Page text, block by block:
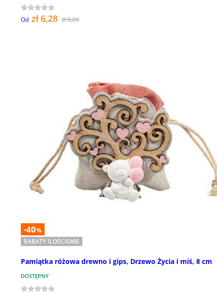
Od zł 6,28 zł 8,09
-40%
RABATY ILOŚCIOWE
Pamiątka różowa drewno i gips, Drzewo Życia i miś, 8 cm
DOSTĘPNY